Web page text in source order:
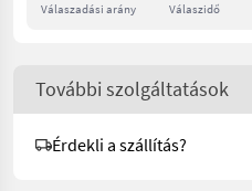
Válaszadási arány Válaszidő
További szolgáltatások
Érdekli a szállítás?